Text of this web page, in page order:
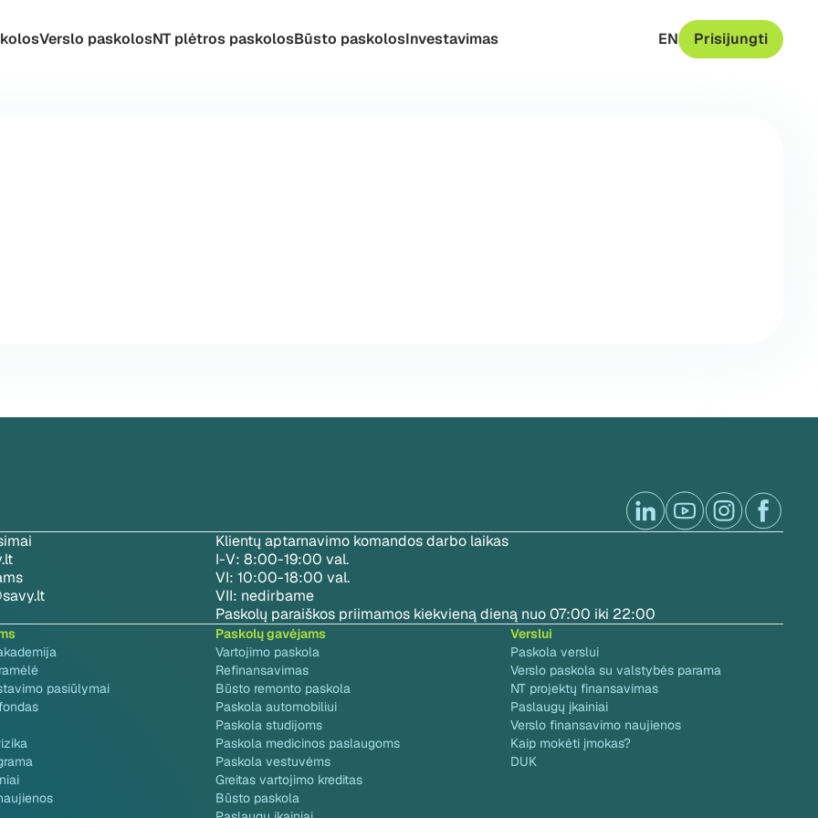
Verslo paskolosNT plėtros paskolosBūsto paskolosInvestavimas EN Prisijungti
Klientų aptarnavimo komandos darbo laikas
I-V: 8:00-19:00 val.
VI: 10:00-18:00 val.
VII: nedirbame
Paskolų paraiškos priimamos kiekvieną dieną nuo 07:00 iki 22:00
pasiūlymai
Paskolų gavėjams
Vartojimo paskola
Refinansavimas
Būsto remonto paskola
Paskola automobiliui
Paskola studijoms
Paskola medicinos paslaugoms
Paskola vestuvėms
Greitas vartojimo kreditas
Būsto paskola
Verslui
Paskola verslui
Verslo paskola su valstybės parama
NT projektų finansavimas
Paslaugų įkainiai
Verslo finansavimo naujienos
Kaip mokėti įmokas?
DUK